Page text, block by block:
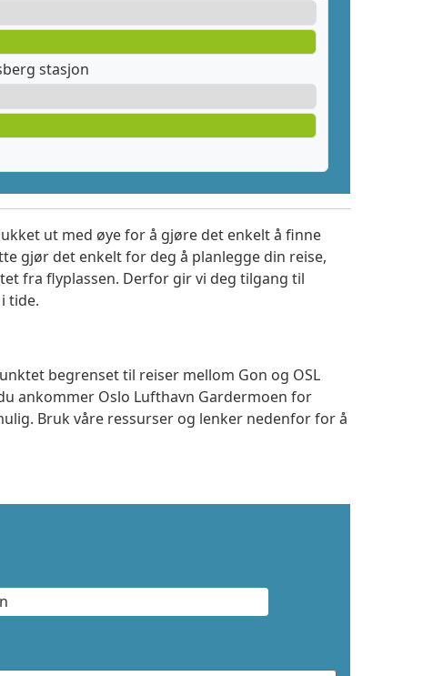
stasjon
ut med øye for å gjøre det enkelt å finne
gjør det enkelt for deg å planlegge din reise,
fra flyplassen. Derfor gir vi deg tilgang til
tide.
begrenset til reiser mellom Gon og OSL
ankommer Oslo Lufthavn Gardermoen for
Bruk våre ressurser og lenker nedenfor for å